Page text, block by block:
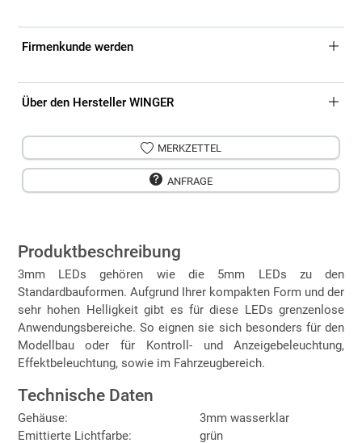
Firmenkunde werden
Über den Hersteller WINGER
MERKZETTEL
ANFRAGE
Produktbeschreibung
3mm LEDs gehören wie die 5mm LEDs zu den
Standardbauformen. Aufgrund Ihrer kompakten Form und der
sehr hohen Helligkeit gibt es für diese LEDs grenzenlose
Anwendungsbereiche. So eignen sie sich besonders für den
Modellbau oder für Kontroll- und Anzeigebeleuchtung,
Effektbeleuchtung, sowie im Fahrzeugbereich.
Technische Daten
Gehäuse:
3mm wasserklar
Emittierte Lichtfarbe:
grün